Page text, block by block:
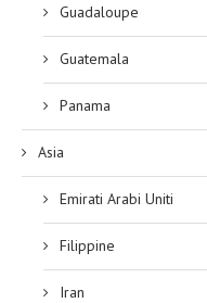
Guadaloupe
Guatemala
Panama
Asia
Emirati Arabi Uniti
Filippine
Iran